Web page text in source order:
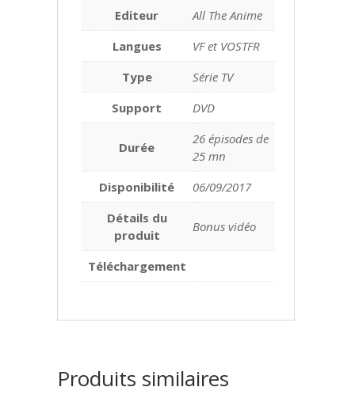
Editeur
All The Anime
Langues
VF et VOSTFR
Type
Série TV
Support
DVD
Durée
26 épisodes de
25 mn
Disponibilité
06/09/2017
Détails du
produit
Bonus vidéo
Téléchargement
Produits similaires